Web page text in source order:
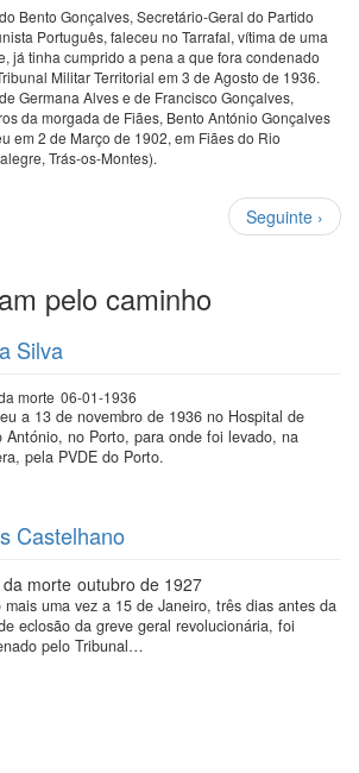
Bento Gonçalves, Secretário-Geral do Partido
Português, faleceu no Tarrafal, vítima de uma
já tinha cumprido a pena a que fora condenado
Militar Territorial em 3 de Agosto de 1936.
Germana Alves e de Francisco Gonçalves,
da morgada de Fiães, Bento António Gonçalves
em 2 de Março de 1902, em Fiães do Rio
Trás-os-Montes).
Próxima
página
Seguinte ›
pelo caminho
Silva
morte 06-01-1936
a 13 de novembro de 1936 no Hospital de
António, no Porto, para onde foi levado, na
pela PVDE do Porto.
Castelhano
da morte outubro de 1927
mais uma vez a 15 de Janeiro, três dias antes da
eclosão da greve geral revolucionária, foi
pelo Tribunal…